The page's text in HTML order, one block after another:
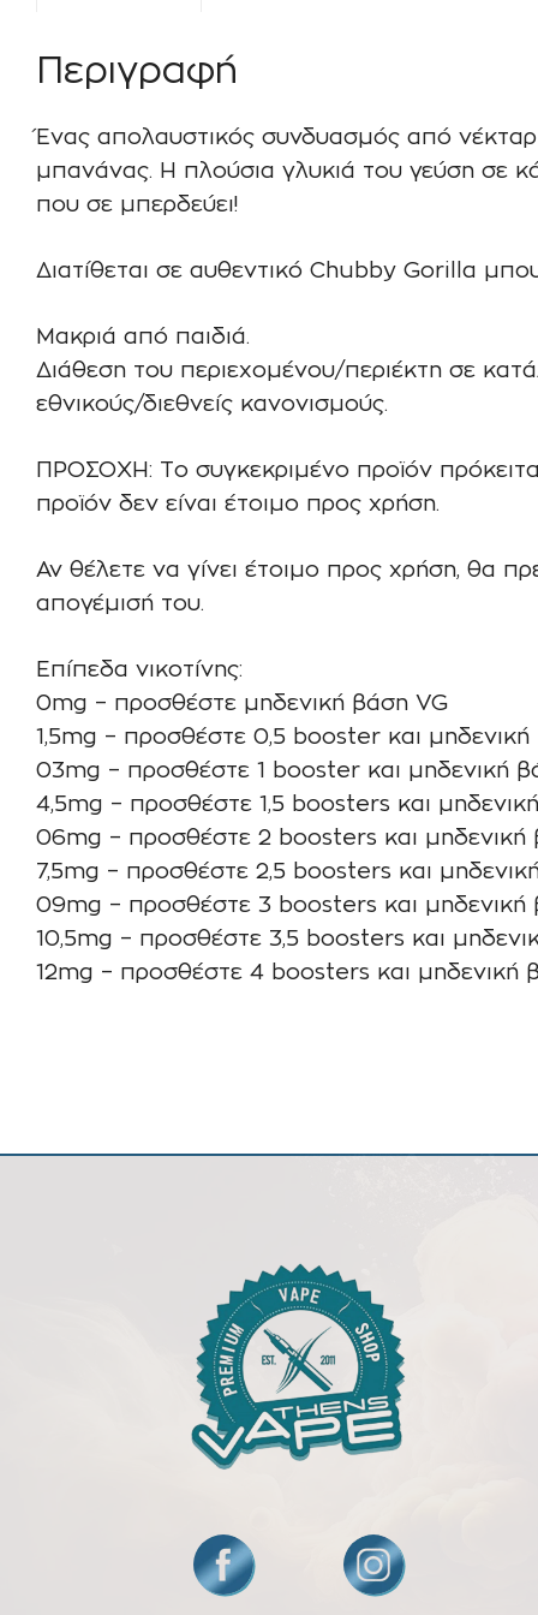
Περιγραφή
Ένας απολαυστικός συνδυασμός από
μπανάνας. Η πλούσια γλυκιά του γεύση σε
που σε μπερδεύει!
Διατίθεται σε αυθεντικό Chubby Gorilla
Μακριά από παιδιά.
Διάθεση του περιεχομένου/περιέκτη σε
εθνικούς/διεθνείς κανονισμούς.
ΠΡΟΣΟΧΗ: Το συγκεκριμένο προϊόν
προϊόν δεν είναι έτοιμο προς χρήση.
Αν θέλετε να γίνει έτοιμο προς χρήση, θα
απογέμισή του.
Επίπεδα νικοτίνης:
0mg – προσθέστε μηδενική βάση VG
1,5mg – προσθέστε 0,5 booster και μηδενική
03mg – προσθέστε 1 booster και μηδενική
4,5mg – προσθέστε 1,5 boosters και
06mg – προσθέστε 2 boosters και μηδενική
7,5mg – προσθέστε 2,5 boosters και
09mg – προσθέστε 3 boosters και μηδενική
10,5mg – προσθέστε 3,5 boosters και
12mg – προσθέστε 4 boosters και μηδενική